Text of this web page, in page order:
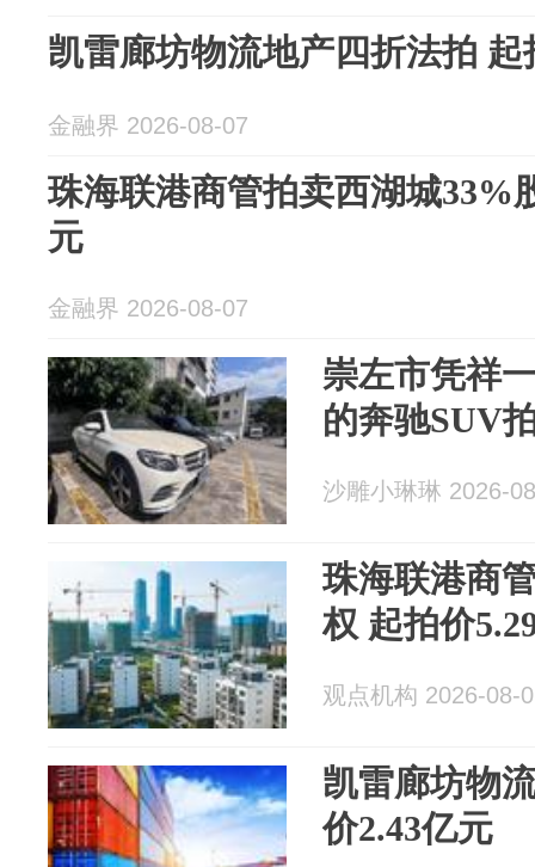
凯雷廊坊物流地产四折法拍 起
金融界 2026-08-07
珠海联港商管拍卖西湖城33%
元
金融界 2026-08-07
崇左市凭祥
的奔驰SUV
沙雕小琳琳 2026-
珠海联港商
权 起拍价
观点机构 2026-08-
凯雷廊坊物
价2.43亿元